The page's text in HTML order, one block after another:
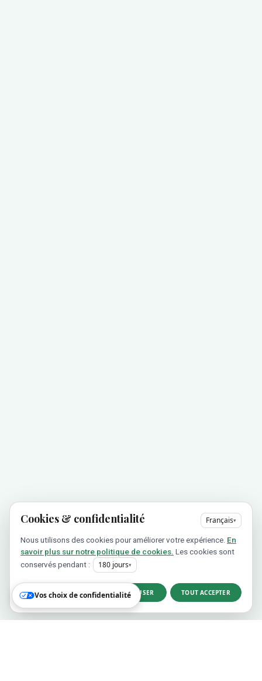
Cookies & confidentialité Français▾
Nous utilisons des cookies pour améliorer votre expérience. En
savoir plus sur notre politique de cookies. Les cookies sont
conservés pendant :
180 jours▾
PERSONNALISER TOUT REFUSER TOUT ACCEPTER
Vos choix de confidentialité